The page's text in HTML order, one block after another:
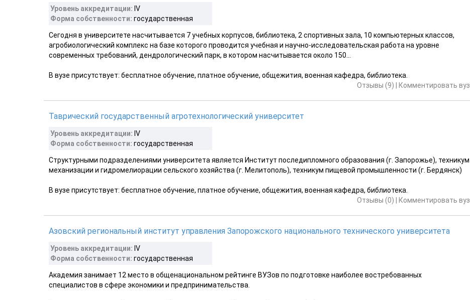
Уровень аккредитации: IV
Форма собственности: государственная
Сегодня в университете насчитывается 7 учебных корпусов, библиотека, 2 спортивных зала, 10 компьютерных классов,
агробиологический комплекс на базе которого проводится учебная и научно-исследовательская работа на уровне
современных требований, дендрологический парк, в котором насчитывается около 150...
В вузе присутствует: бесплатное обучение, платное обучение, общежития, военная кафедра, библиотека.
Отзывы (9)
Комментировать вуз
Таврический государственный агротехнологический университет
Уровень аккредитации: IV
Форма собственности: государственная
Структурными подразделениями университета является Институт последипломного образования (г. Запорожье), техникум
механизации и гидромелиорации сельского хозяйства (г. Мелитополь), техникум пищевой промышленности (г. Бердянск)
В вузе присутствует: бесплатное обучение, платное обучение, общежития, военная кафедра, библиотека.
Отзывы (0)
Комментировать вуз
Азовский региональный институт управления Запорожского национального технического университета
Уровень аккредитации: IV
Форма собственности: государственная
Академия занимает 12 место в общенациональном рейтинге ВУЗов по подготовке наиболее востребованных
специалистов в сфере экономики и предпринимательства.